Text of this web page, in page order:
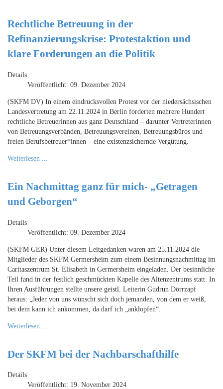
Rechtliche Betreuung in der
Refinanzierungskrise: Protestaktion und
klare Forderungen an die Politik
Details
Veröffentlicht: 09. Dezember 2024
(SKFM DV) In einem eindrucksvollen Protest vor der niedersächsischen
Landesvertretung am 22.11.2024 in Berlin forderten mehrere Hundert
rechtliche Betreuerinnen aus ganz Deutschland – darunter Vertreterinnen
von Betreuungsverbänden, Betreuungsvereinen, Betreuungsbüros und
freien Berufsbetreuer*innen – eine existenzsichernde Vergütung.
Weiterlesen ...
Ein Nachmittag ganz für mich- „Getragen
und Geborgen“
Details
Veröffentlicht: 09. Dezember 2024
(SKFM GER) Unter diesem Leitgedanken waren am 25.11.2024 die
Mitglieder des SKFM Germersheim zum einem Besinnungsnachmittag im
Caritaszentrum St. Elisabeth in Germersheim eingeladen. Der besinnliche
Teil fand in der festlich geschmückten Kapelle des Altenzentrums statt. In
Ihren Ausführungen stellte unsere geistl. Leiterin Gudrun Dörrzapf
heraus: „Jeder von uns wünscht sich doch jemanden, von dem er weiß,
bei dem kann ich ankommen, da darf ich „anklopfen“.
Weiterlesen ...
Der SKFM bei der Nachbarschafthilfe
Details
Veröffentlicht: 19. November 2024